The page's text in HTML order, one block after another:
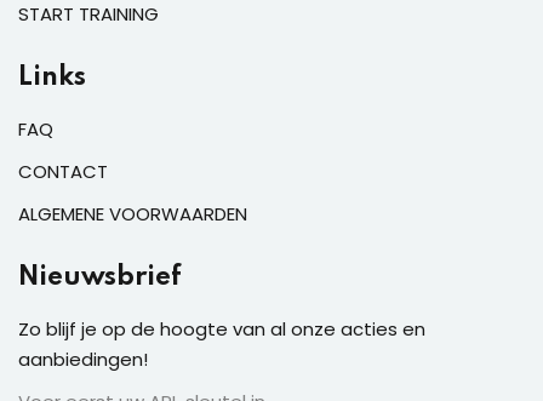
START TRAINING
Links
FAQ
CONTACT
ALGEMENE VOORWAARDEN
Nieuwsbrief
Zo blijf je op de hoogte van al onze acties en
aanbiedingen!